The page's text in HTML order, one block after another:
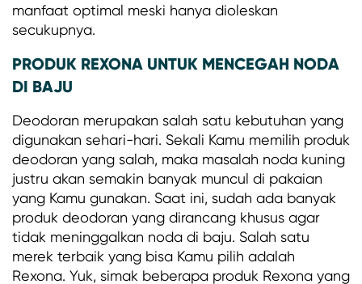
manfaat optimal meski hanya dioleskan
secukupnya.
PRODUK REXONA UNTUK MENCEGAH NODA
DI BAJU
Deodoran merupakan salah satu kebutuhan yang
digunakan sehari-hari. Sekali Kamu memilih produk
deodoran yang salah, maka masalah noda kuning
justru akan semakin banyak muncul di pakaian
yang Kamu gunakan. Saat ini, sudah ada banyak
produk deodoran yang dirancang khusus agar
tidak meninggalkan noda di baju. Salah satu
merek terbaik yang bisa Kamu pilih adalah
Rexona. Yuk, simak beberapa produk Rexona yang